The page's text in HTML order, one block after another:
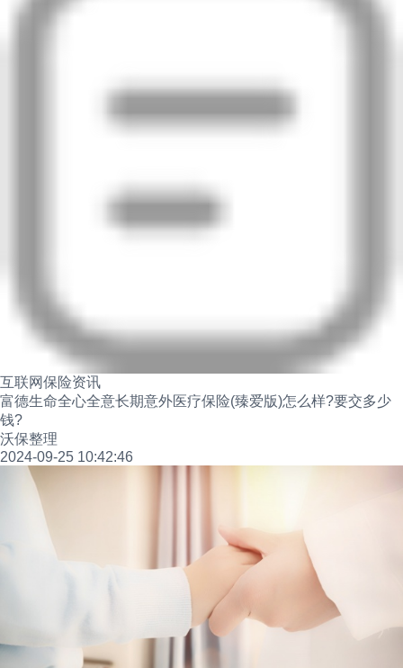
互联网保险资讯
富德生命全心全意长期意外医疗保险(臻爱版)怎么样?要交多少
钱?
沃保整理
2024-09-25 10:42:46